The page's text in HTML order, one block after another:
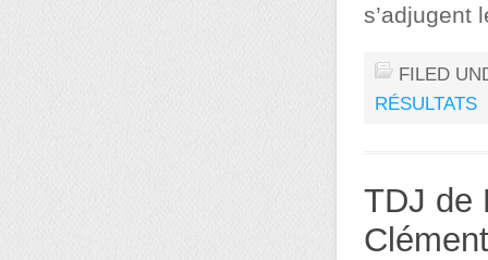
s’adjugent
FILED
RÉSULTATS
TDJ de